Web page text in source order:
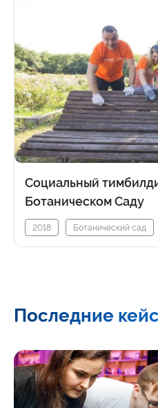
Социальный
Ботаническом Саду
2018 Ботанический сад
Последние